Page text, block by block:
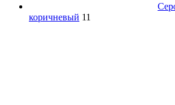
коричневый 11